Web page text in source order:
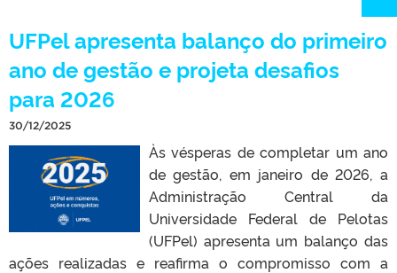
UFPel apresenta balanço do primeiro
ano de gestão e projeta desafios
para 2026
30/12/2025
Às vésperas de completar um ano
de gestão, em janeiro de 2026, a
Administração Central da
Universidade Federal de Pelotas
(UFPel) apresenta um balanço das
ações realizadas e reafirma o compromisso com a